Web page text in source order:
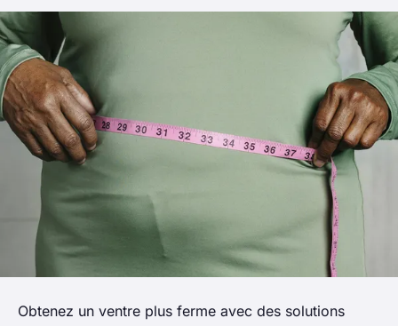
Obtenez un ventre plus ferme avec des solutions